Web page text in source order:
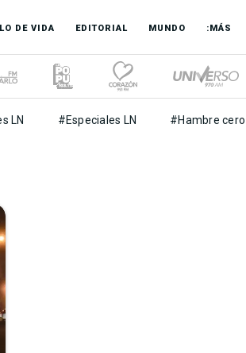
DE VIDA EDITORIAL MUNDO :MÁS
LN #Especiales LN #Hambre cero